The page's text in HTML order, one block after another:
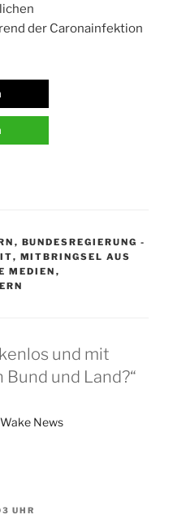
der Caronainfektion
, BUNDESREGIERUNG -
, MITBRINGSEL AUS
MEDIEN ,
und mit
und Land?“
News
UHR